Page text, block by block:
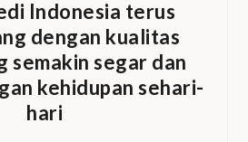
Indonesia terus
dengan kualitas
semakin segar dan
kehidupan sehari-
hari